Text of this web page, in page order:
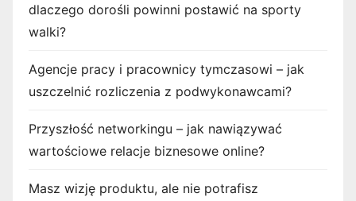
dlaczego dorośli powinni postawić na sporty
walki?
Agencje pracy i pracownicy tymczasowi – jak
uszczelnić rozliczenia z podwykonawcami?
Przyszłość networkingu – jak nawiązywać
wartościowe relacje biznesowe online?
Masz wizję produktu, ale nie potrafisz